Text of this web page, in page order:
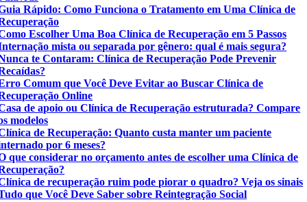
Rápido: Como Funciona o Tratamento em Uma Clínica de
Escolher Uma Boa Clínica de Recuperação em 5 Passos
mista ou separada por gênero: qual é mais segura?
te Contaram: Clínica de Recuperação Pode Prevenir
Comum que Você Deve Evitar ao Buscar Clínica de
Online
de apoio ou Clínica de Recuperação estruturada? Compare
modelos
de Recuperação: Quanto custa manter um paciente
por 6 meses?
que considerar no orçamento antes de escolher uma Clínica de
de recuperação ruim pode piorar o quadro? Veja os sinais
que Você Deve Saber sobre Reintegração Social